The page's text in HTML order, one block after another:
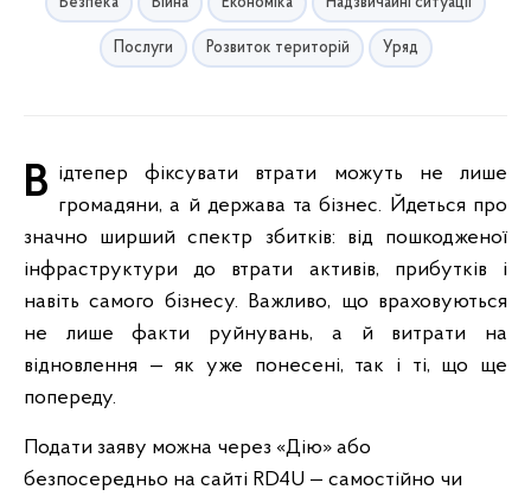
Послуги Розвиток територій Уряд
Відтепер фіксувати втрати можуть не лише громадяни, а й держава та бізнес. Йдеться про
значно ширший спектр збитків: від пошкодженої
інфраструктури до втрати активів, прибутків і
навіть самого бізнесу. Важливо, що враховуються
не лише факти руйнувань, а й витрати на
відновлення — як уже понесені, так і ті, що ще
попереду.
Подати заяву можна через «Дію» або
безпосередньо на сайті RD4U — самостійно чи